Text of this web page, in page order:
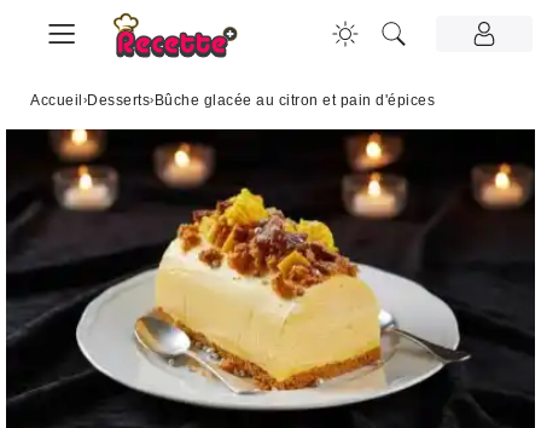
Accueil ›Desserts› Bûche glacée au citron et pain d'épices